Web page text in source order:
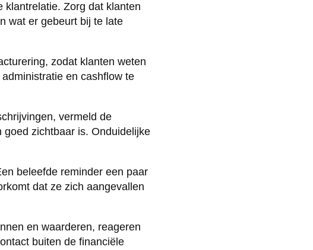
klantrelatie. Zorg dat klanten
wat er gebeurt bij te late
zodat klanten weten
en cashflow te
vermeld de
zichtbaar is. Onduidelijke
beleefde reminder een paar
dat ze zich aangevallen
en waarderen, reageren
buiten de financiële